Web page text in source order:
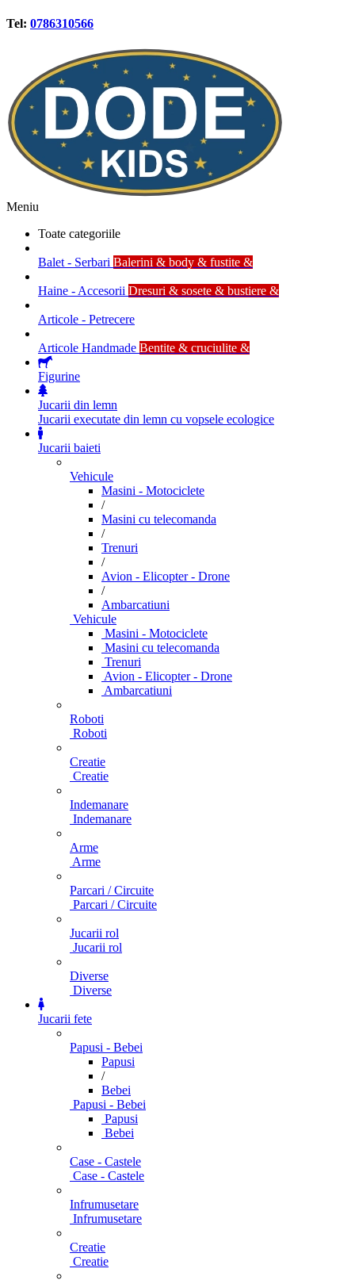
Tel: 0786310566
Meniu
Toate categoriile
Balet - Serbari Balerini & body & fustite &
Haine - Accesorii Dresuri & sosete & bustiere &
Articole - Petrecere
Articole Handmade Bentite & cruciulite &
Figurine
Jucarii din lemn
Jucarii executate din lemn cu vopsele ecologice
Jucarii baieti
Vehicule
Masini - Motociclete
/
Masini cu telecomanda
/
Trenuri
/
Avion - Elicopter - Drone
/
Ambarcatiuni
Vehicule
Masini - Motociclete
Masini cu telecomanda
Trenuri
Avion - Elicopter - Drone
Ambarcatiuni
Roboti
Roboti
Creatie
Creatie
Indemanare
Indemanare
Arme
Arme
Parcari / Circuite
Parcari / Circuite
Jucarii rol
Jucarii rol
Diverse
Diverse
Jucarii fete
Papusi - Bebei
Papusi
/
Bebei
Papusi - Bebei
Papusi
Bebei
Case - Castele
Case - Castele
Infrumusetare
Infrumusetare
Creatie
Creatie